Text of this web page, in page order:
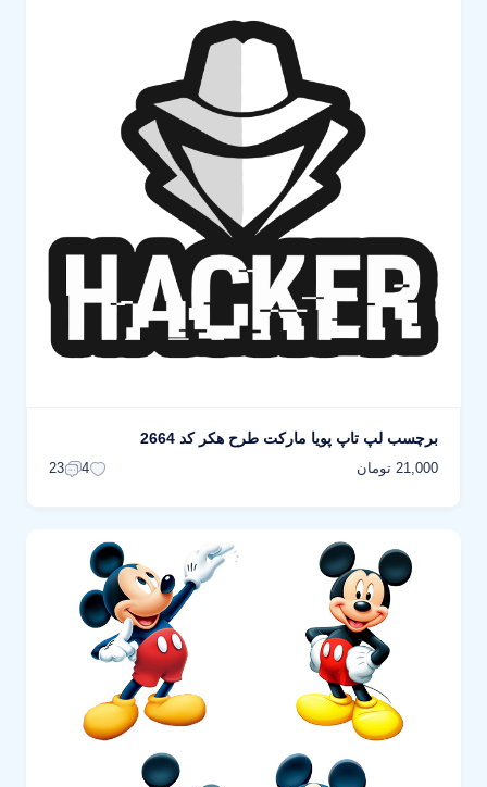
برچسب لپ تاپ پویا مارکت طرح هکر کد 2664
21,000 تومان 4
23